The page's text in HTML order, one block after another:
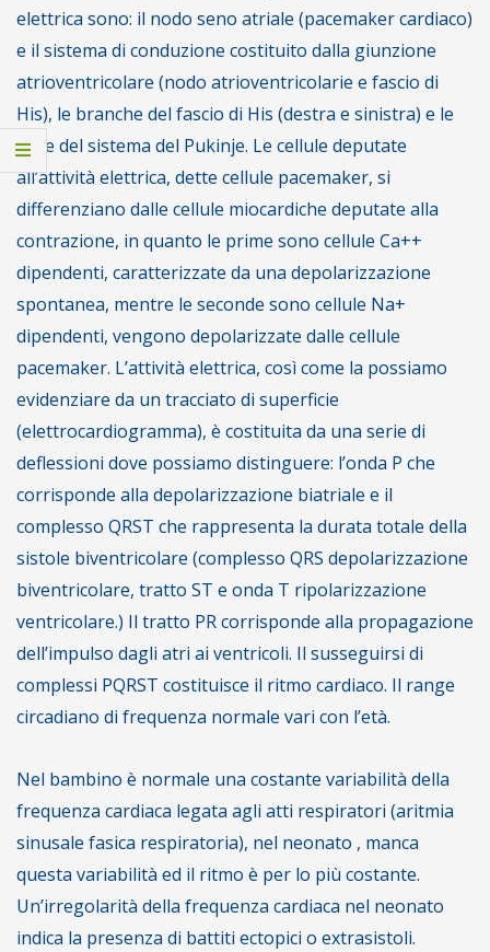
elettrica sono: il nodo seno atriale (pacemaker cardiaco)
e il sistema di conduzione costituito dalla giunzione
atrioventricolare (nodo atrioventricolarie e fascio di
His), le branche del fascio di His (destra e sinistra) e le
fibre del sistema del Pukinje. Le cellule deputate
all’attività elettrica, dette cellule pacemaker, si
differenziano dalle cellule miocardiche deputate alla
contrazione, in quanto le prime sono cellule Ca++
dipendenti, caratterizzate da una depolarizzazione
spontanea, mentre le seconde sono cellule Na+
dipendenti, vengono depolarizzate dalle cellule
pacemaker. L’attività elettrica, così come la possiamo
evidenziare da un tracciato di superficie
(elettrocardiogramma), è costituita da una serie di
deflessioni dove possiamo distinguere: l’onda P che
corrisponde alla depolarizzazione biatriale e il
complesso QRST che rappresenta la durata totale della
sistole biventricolare (complesso QRS depolarizzazione
biventricolare, tratto ST e onda T ripolarizzazione
ventricolare.) Il tratto PR corrisponde alla propagazione
dell’impulso dagli atri ai ventricoli. Il susseguirsi di
complessi PQRST costituisce il ritmo cardiaco. Il range
circadiano di frequenza normale vari con l’età.
Nel bambino è normale una costante variabilità della
frequenza cardiaca legata agli atti respiratori (aritmia
sinusale fasica respiratoria), nel neonato , manca
questa variabilità ed il ritmo è per lo più costante.
Un’irregolarità della frequenza cardiaca nel neonato
indica la presenza di battiti ectopici o extrasistoli.